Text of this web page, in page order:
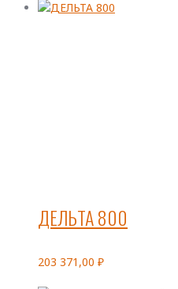
ДЕЛЬТА 800
203 371,00 ₽